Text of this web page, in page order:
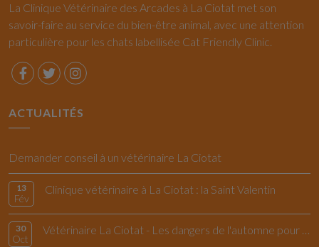
La Clinique Vétérinaire des Arcades à La Ciotat met son
savoir-faire au service du bien-être animal, avec une attention
particulière pour les chats labellisée Cat Friendly Clinic.
ACTUALITÉS
Demander conseil à un vétérinaire La Ciotat
13
Fév
Clinique vétérinaire à La Ciotat : la Saint Valentin
30
Oct
Vétérinaire La Ciotat - Les dangers de l'automne pour le chiens et les chats